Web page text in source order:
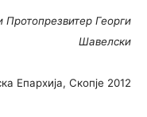
Протопрезвитер Георги
Шавелски
Епархија, Скопје 2012